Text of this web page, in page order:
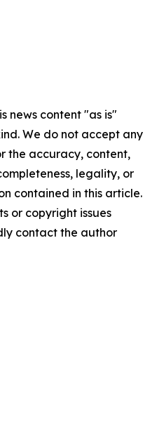
news content "as is"
We do not accept any
the accuracy, content,
legality, or
contained in this article.
or copyright issues
contact the author